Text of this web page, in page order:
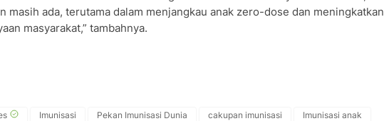
masih ada, terutama dalam menjangkau anak zero-dose dan meningkatkan
masyarakat,” tambahnya.
Imunisasi Pekan Imunisasi Dunia cakupan imunisasi
Imunisasi anak